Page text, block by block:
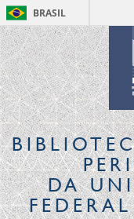
BRASIL
DA